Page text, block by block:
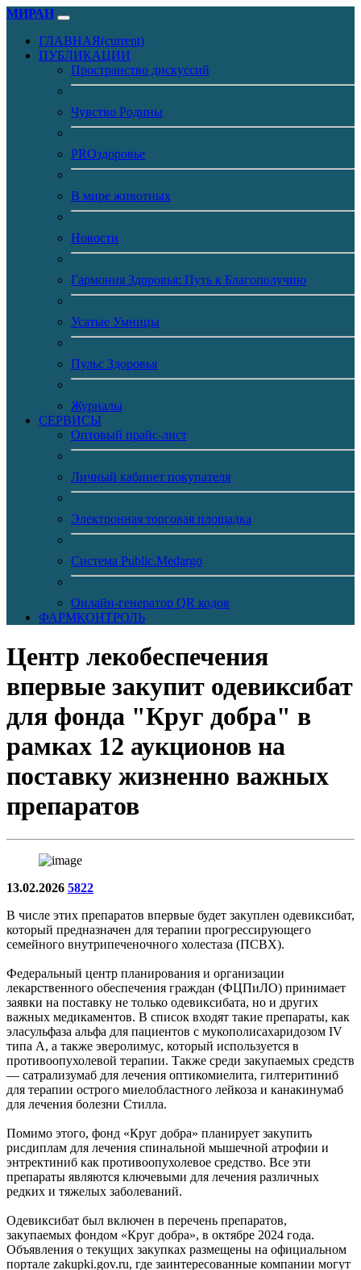
МИРАН
ГЛАВНАЯ(current)
ПУБЛИКАЦИИ
Пространство дискуссий
Чувство Родины
PROздоровье
В мире животных
Новости
Гармония Здоровья: Путь к Благополучию
Усатые Умницы
Пульс Здоровья
Журналы
CЕРВИСЫ
Оптовый прайс-лист
Личный кабинет покупателя
Электронная торговая площадка
Система Public.Medargo
Онлайн-генератор QR кодов
ФАРМКОНТРОЛЬ
Центр лекобеспечения
впервые закупит одевиксибат
для фонда "Круг добра" в
рамках 12 аукционов на
поставку жизненно важных
препаратов
13.02.2026 5822
В числе этих препаратов впервые будет закуплен одевиксибат,
который предназначен для терапии прогрессирующего
семейного внутрипеченочного холестаза (ПСВХ).
Федеральный центр планирования и организации
лекарственного обеспечения граждан (ФЦПиЛО) принимает
заявки на поставку не только одевиксибата, но и других
важных медикаментов. В список входят такие препараты, как
эласульфаза альфа для пациентов с мукополисахаридозом IV
типа А, а также эверолимус, который используется в
противоопухолевой терапии. Также среди закупаемых средств
— сатрализумаб для лечения оптикомиелита, гилтеритиниб
для терапии острого миелобластного лейкоза и канакинумаб
для лечения болезни Стилла.
Помимо этого, фонд «Круг добра» планирует закупить
рисдиплам для лечения спинальной мышечной атрофии и
энтректиниб как противоопухолевое средство. Все эти
препараты являются ключевыми для лечения различных
редких и тяжелых заболеваний.
Одевиксибат был включен в перечень препаратов,
закупаемых фондом «Круг добра», в октябре 2024 года.
Объявления о текущих закупках размещены на официальном
портале zakupki.gov.ru, где заинтересованные компании могут